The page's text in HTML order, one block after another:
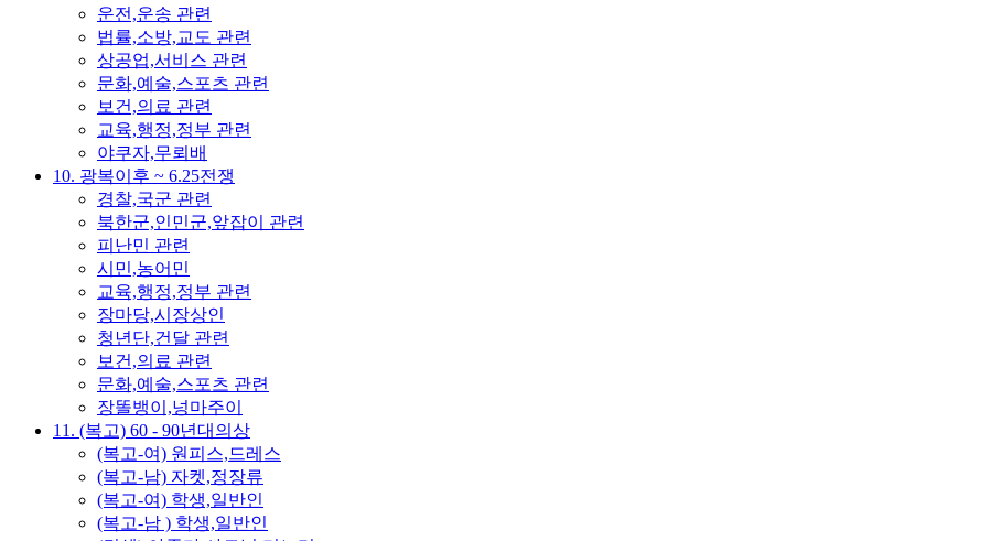
운전,운송 관련
법률,소방,교도 관련
상공업,서비스 관련
문화,예술,스포츠 관련
보건,의료 관련
교육,행정,정부 관련
야쿠자,무뢰배
10. 광복이후 ~ 6.25전쟁
경찰,국군 관련
북한군,인민군,앞잡이 관련
피난민 관련
시민,농어민
교육,행정,정부 관련
장마당,시장상인
청년단,건달 관련
보건,의료 관련
문화,예술,스포츠 관련
장똘뱅이,넝마주이
11. (복고) 60 - 90년대의상
(복고-여) 원피스,드레스
(복고-남) 자켓,정장류
(복고-여) 학생,일반인
(복고-남 ) 학생,일반인